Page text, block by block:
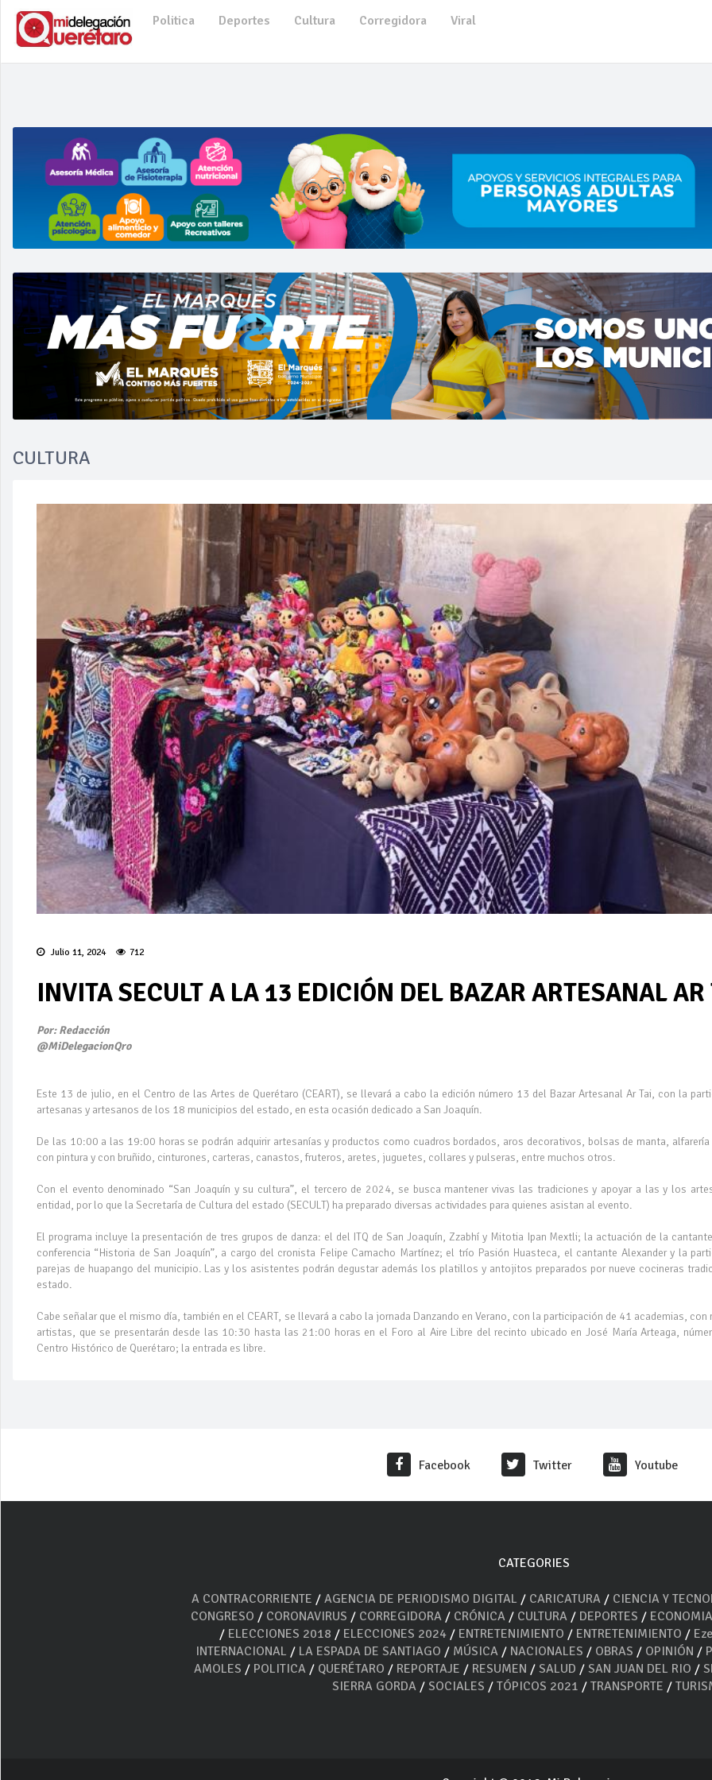
Politica Deportes Cultura Corregidora Viral
CULTURA
Julio 11, 2024 712
INVITA SECULT A LA 13 EDICIÓN DEL BAZAR ARTESANAL AR
Por: Redacción
@MiDelegacionQro
Este 13 de julio, en el Centro de las Artes de Querétaro (CEART), se llevará a cabo la edición número 13 del Bazar Artesanal Ar Tai, con la
artesanas y artesanos de los 18 municipios del estado, en esta ocasión dedicado a San Joaquín.
De las 10:00 a las 19:00 horas se podrán adquirir artesanías y productos como cuadros bordados, aros decorativos, bolsas de manta,
con pintura y con bruñido, cinturones, carteras, canastos, fruteros, aretes, juguetes, collares y pulseras, entre muchos otros.
Con el evento denominado “San Joaquín y su cultura”, el tercero de 2024, se busca mantener vivas las tradiciones y apoyar a las y los
entidad, por lo que la Secretaría de Cultura del estado (SECULT) ha preparado diversas actividades para quienes asistan al evento.
El programa incluye la presentación de tres grupos de danza: el del ITQ de San Joaquín, Zzabhí y Mitotia Ipan Mextli; la actuación de la
conferencia “Historia de San Joaquín”, a cargo del cronista Felipe Camacho Martínez; el trío Pasión Huasteca, el cantante Alexander y la
parejas de huapango del municipio. Las y los asistentes podrán degustar además los platillos y antojitos preparados por nueve cocineras
estado.
Cabe señalar que el mismo día, también en el CEART, se llevará a cabo la jornada Danzando en Verano, con la participación de 41 academias, con
artistas, que se presentarán desde las 10:30 hasta las 21:00 horas en el Foro al Aire Libre del recinto ubicado en José María Arteaga,
Centro Histórico de Querétaro; la entrada es libre.
Facebook Twitter Youtube
CATEGORIES
A CONTRACORRIENTE /AGENCIA DE PERIODISMO DIGITAL / CARICATURA/ CIENCIA Y
CONGRESO / CORONAVIRUS / CORREGIDORA / CRÓNICA/ CULTURA / DEPORTES /
/ ELECCIONES 2018 / ELECCIONES 2024/ ENTRETENIMIENTO / ENTRETENIMIENTO /
INTERNACIONAL / LA ESPADA DE SANTIAGO / MÚSICA / NACIONALES / OBRAS / OPINIÓN /
AMOLES / POLITICA/ QUERÉTARO / REPORTAJE / RESUMEN / SALUD / SAN JUAN DEL RIO /
SIERRA GORDA/ SOCIALES / TÓPICOS 2021 / TRANSPORTE /